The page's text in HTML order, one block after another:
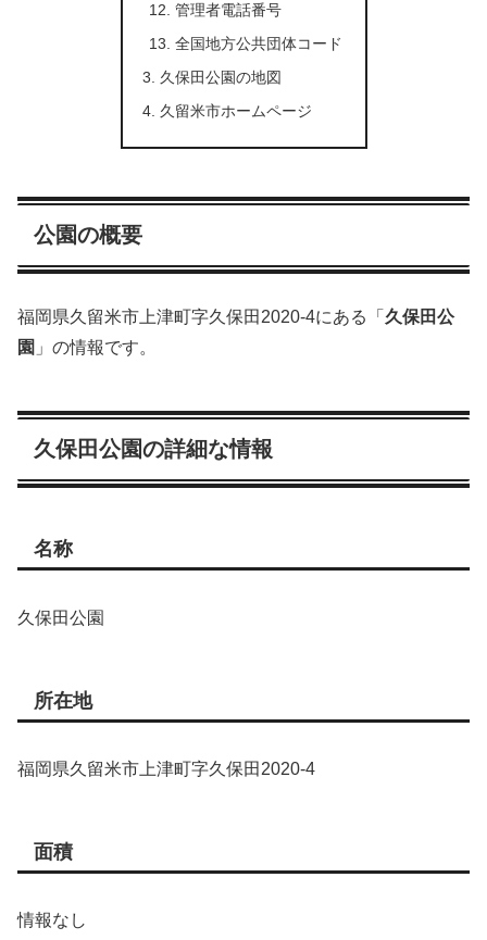
管理者電話番号
全国地方公共団体コード
久保田公園の地図
久留米市ホームページ
公園の概要
福岡県久留米市上津町字久保田2020-4にある「 久保田公
園 」の情報です。
久保田公園の詳細な情報
名称
久保田公園
所在地
福岡県久留米市上津町字久保田2020-4
面積
情報なし